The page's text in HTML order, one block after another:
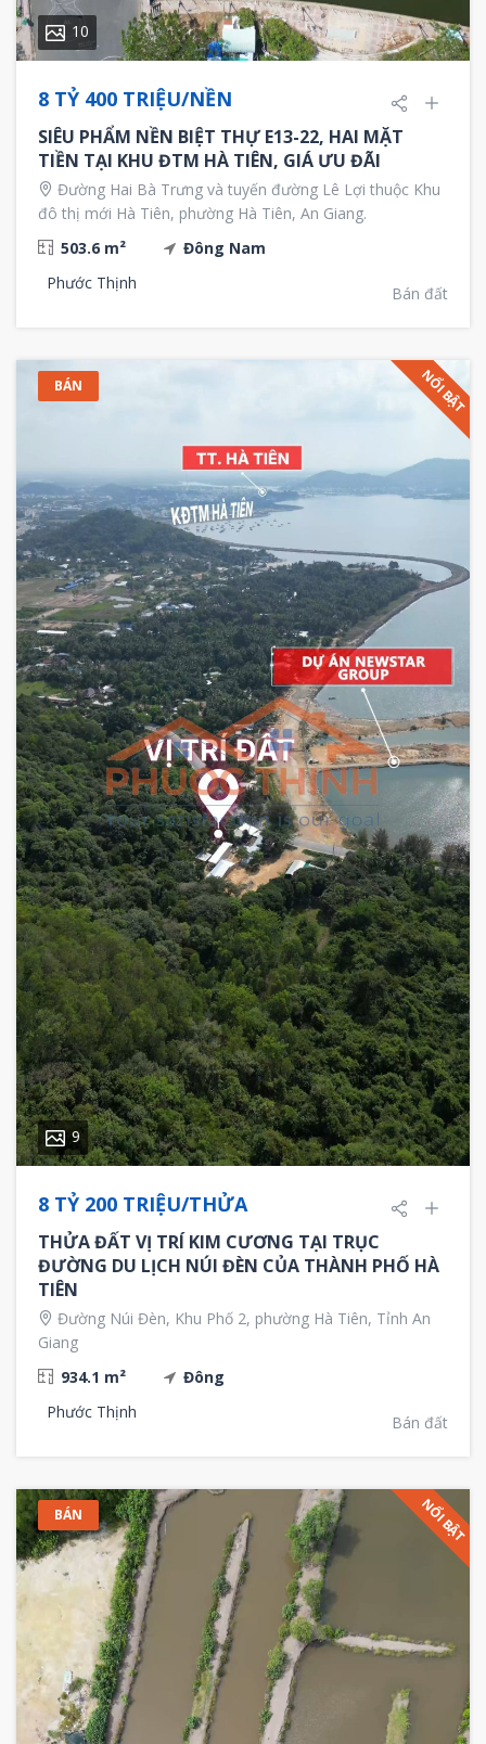
10
8 TỶ 400 TRIỆU/NỀN
SIÊU PHẨM NỀN BIỆT THỰ E13-22, HAI MẶT
TIỀN TẠI KHU ĐTM HÀ TIÊN, GIÁ ƯU ĐÃI
Đường Hai Bà Trưng và tuyến đường Lê Lợi thuộc Khu
đô thị mới Hà Tiên, phường Hà Tiên, An Giang.
503.6 m²
Đông Nam
Phước Thịnh
Bán đất
BÁN NỔI BẬT
9
8 TỶ 200 TRIỆU/THỬA
THỬA ĐẤT VỊ TRÍ KIM CƯƠNG TẠI TRỤC
ĐƯỜNG DU LỊCH NÚI ĐÈN CỦA THÀNH PHỐ HÀ
TIÊN
Đường Núi Đèn, Khu Phố 2, phường Hà Tiên, Tỉnh An
Giang
934.1 m²
Đông
Phước Thịnh
Bán đất
BÁN NỔI BẬT